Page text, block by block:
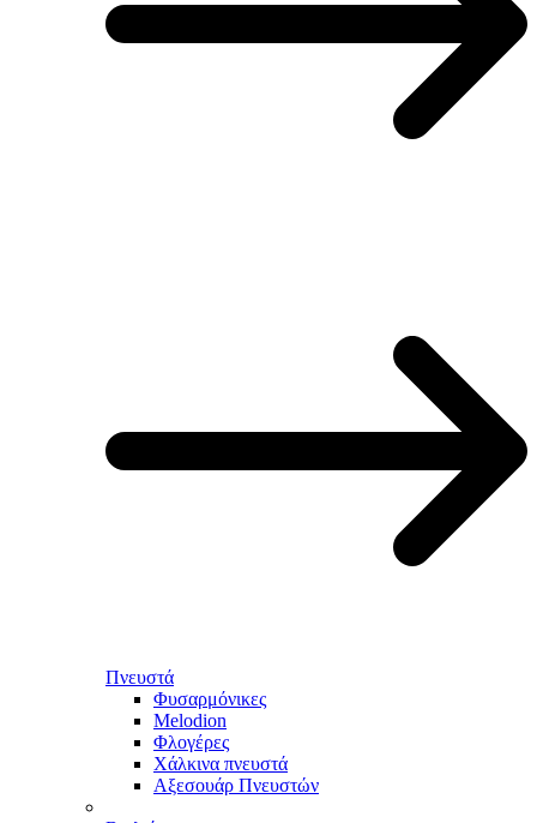
Πνευστά
Φυσαρμόνικες
Melodion
Φλογέρες
Χάλκινα πνευστά
Αξεσουάρ Πνευστών